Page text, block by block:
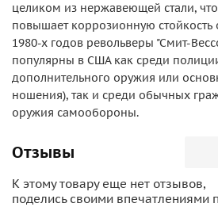
целиком из нержавеющей стали,
повышает коррозионную
1980-х годов револьверы "Смит-
популярны в США как среди
дополнительного оружия или
ношения), так и среди обычных
оружия самообороны.
Отзывы
К этому товару еще нет отзывов,
поделись своими впечатлениями